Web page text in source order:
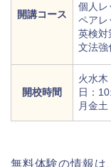
開講コース
個人レ
ペアレ
英検対
文法強
開校時間
火水
日：
月金
無料体験の情報は